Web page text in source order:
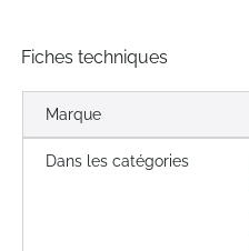
Fiches techniques
Marque
Dans les catégories